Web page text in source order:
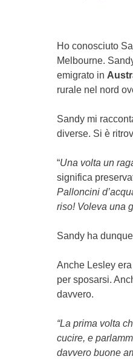
Ho conosciuto
Melbourne.
emigrato in
rurale nel nord
Sandy mi
diverse. Si è
“Una volta un
significa
Palloncini
riso! Voleva una
Sandy ha
Anche Lesley
per sposarsi.
davvero.
“La prima volta
cucire, e
davvero buone